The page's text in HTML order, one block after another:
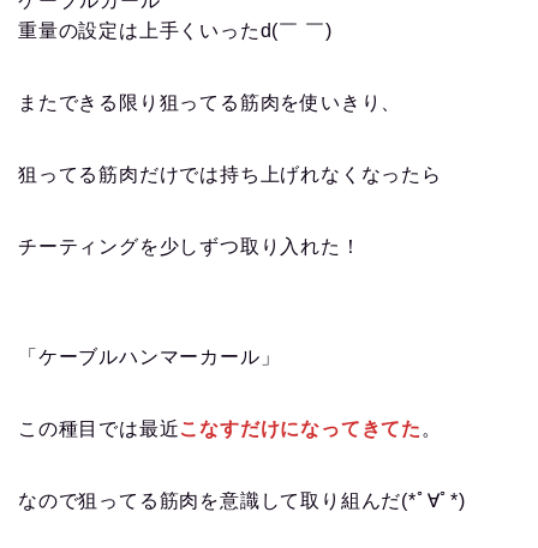
重量の設定は上手くいったd(￣ ￣)
またできる限り狙ってる筋肉を使いきり、
狙ってる筋肉だけでは持ち上げれなくなったら
チーティングを少しずつ取り入れた！
「ケーブルハンマーカール」
この種目では最近こなすだけになってきてた 。
なので狙ってる筋肉を意識して取り組んだ(*ﾟ∀ﾟ*)